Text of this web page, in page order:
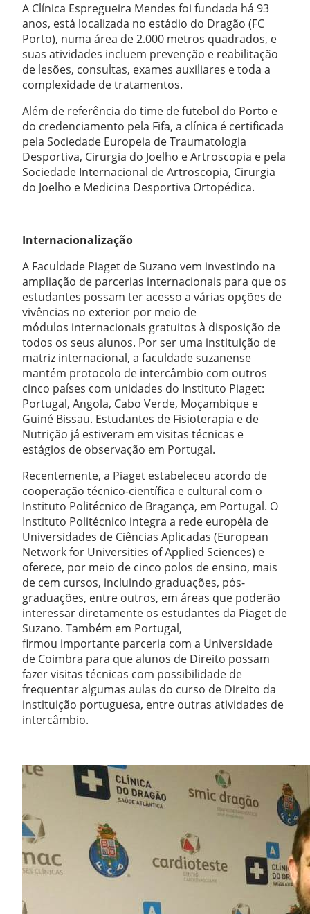
A Clínica Espregueira Mendes foi fundada há 93
anos, está localizada no estádio do Dragão (FC
Porto), numa área de 2.000 metros quadrados, e
suas atividades incluem prevenção e reabilitação
de lesões, consultas, exames auxiliares e toda a
complexidade de tratamentos.
Além de referência do time de futebol do Porto e
do credenciamento pela Fifa, a clínica é certificada
pela Sociedade Europeia de Traumatologia
Desportiva, Cirurgia do Joelho e Artroscopia e pela
Sociedade Internacional de Artroscopia, Cirurgia
do Joelho e Medicina Desportiva Ortopédica.
Internacionalização
A Faculdade Piaget de Suzano vem investindo na
ampliação de parcerias internacionais para que os
estudantes possam ter acesso a várias opções de
vivências no exterior por meio de
módulos internacionais gratuitos à disposição de
todos os seus alunos. Por ser uma instituição de
matriz internacional, a faculdade suzanense
mantém protocolo de intercâmbio com outros
cinco países com unidades do Instituto Piaget:
Portugal, Angola, Cabo Verde, Moçambique e
Guiné Bissau. Estudantes de Fisioterapia e de
Nutrição já estiveram em visitas técnicas e
estágios de observação em Portugal.
Recentemente, a Piaget estabeleceu acordo de
cooperação técnico-científica e cultural com o
Instituto Politécnico de Bragança, em Portugal. O
Instituto Politécnico integra a rede européia de
Universidades de Ciências Aplicadas (European
Network for Universities of Applied Sciences) e
oferece, por meio de cinco polos de ensino, mais
de cem cursos, incluindo graduações, pós-
graduações, entre outros, em áreas que poderão
interessar diretamente os estudantes da Piaget de
Suzano. Também em Portugal,
firmou importante parceria com a Universidade
de Coimbra para que alunos de Direito possam
fazer visitas técnicas com possibilidade de
frequentar algumas aulas do curso de Direito da
instituição portuguesa, entre outras atividades de
intercâmbio.